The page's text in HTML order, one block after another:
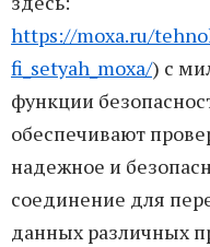
https://moxa.ru/
fi_setyah_moxa/) с
функции
обеспечивают
надежное и
соединение для
данных различных